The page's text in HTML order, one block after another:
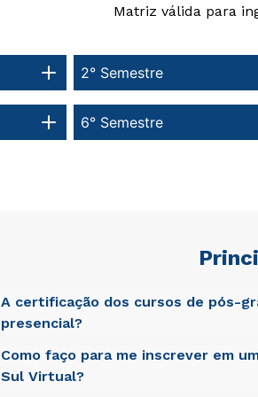
Matriz válida para
6° Semestre
2° Semestre
A certificação dos cursos de pós-
presencial?
Sed ut perspiciatis unde omnis iste
laudantium, totam rem aperiam, eaque
Como faço para me inscrever em
Sul Virtual?